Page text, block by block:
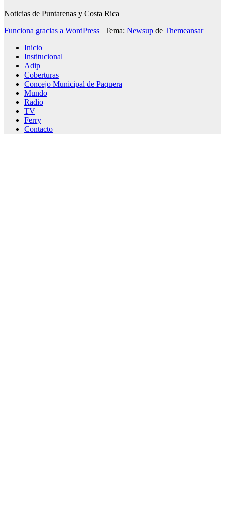
Noticias de Puntarenas y Costa Rica
Funciona gracias a WordPress | Tema: Newsup de Themeansar
Inicio
Institucional
Adip
Coberturas
Concejo Municipal de Paquera
Mundo
Radio
TV
Ferry
Contacto